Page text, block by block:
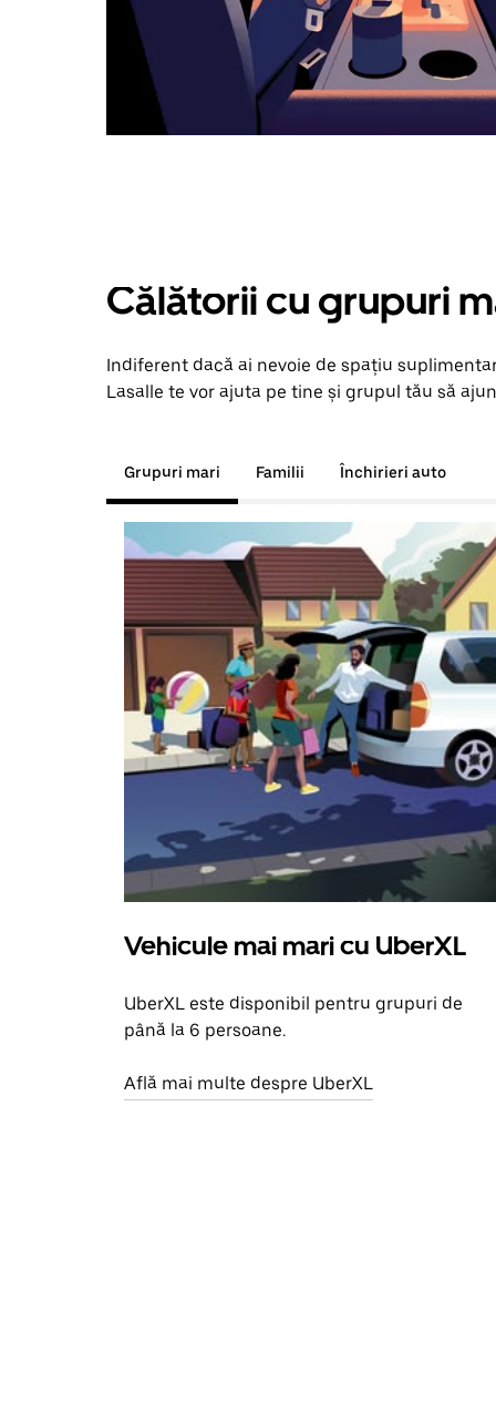
Călătorii cu grupuri
Indiferent dacă ai nevoie de spațiu
Lasalle te vor ajuta pe tine și grupul tău să
Grupuri mari Familii Închirieri auto
Vehicule mai mari cu UberXL
UberXL este disponibil pentru grupuri de
până la 6 persoane.
Află mai multe despre UberXL